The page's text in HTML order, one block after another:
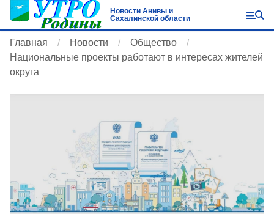
Новости Анивы и
Сахалинской области
Главная Новости
Общество
Национальные проекты работают в интересах жителей
округа